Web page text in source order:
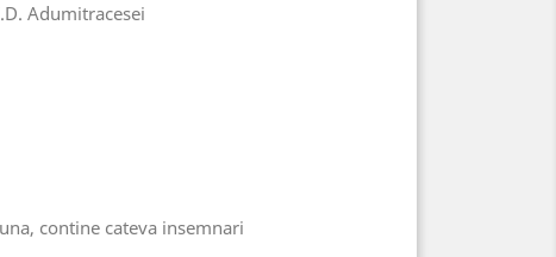
Adumitracesei
contine cateva insemnari